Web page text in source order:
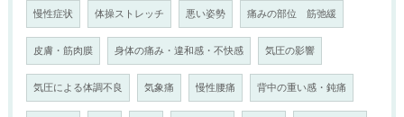
慢性症状 体操ストレッチ 悪い姿勢 痛みの部位 筋弛緩
皮膚・筋肉膜 身体の痛み・違和感・不快感 気圧の影響
気圧による体調不良 気象痛 慢性腰痛 背中の重い感・鈍痛